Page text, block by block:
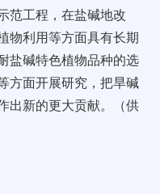
范工程，在盐碱地改
物利用等方面具有长期
盐碱特色植物品种的选
方面开展研究，把旱碱
出新的更大贡献。（供